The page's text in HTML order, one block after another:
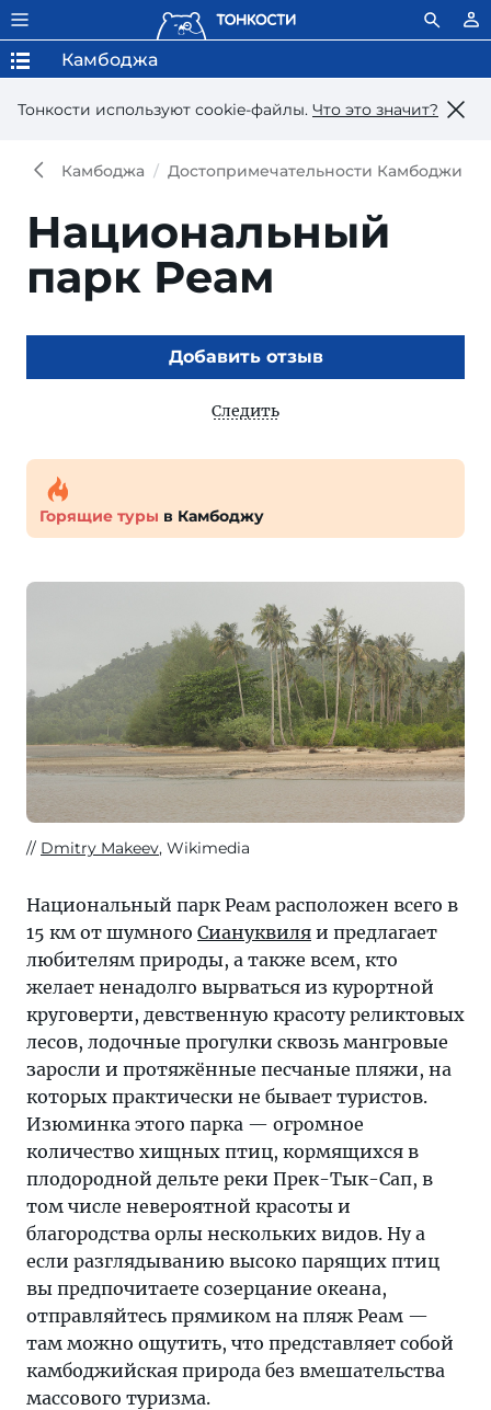
Тонкости используют сookie-файлы. Что это значит?
Камбоджа
Камбоджа Достопримечательности Камбоджи
Национальный
парк Реам
Добавить отзыв
Следить
Горящие туры в Камбоджу
Dmitry Makeev, Wikimedia
Национальный парк Реам расположен всего в
15 км от шумного Сиануквиля и предлагает
любителям природы, а также всем, кто
желает ненадолго вырваться из курортной
круговерти, девственную красоту реликтовых
лесов, лодочные прогулки сквозь мангровые
заросли и протяжённые песчаные пляжи, на
которых практически не бывает туристов.
Изюминка этого парка — огромное
количество хищных птиц, кормящихся в
плодородной дельте реки Прек-Тык-Сап, в
том числе невероятной красоты и
благородства орлы нескольких видов. Ну а
если разглядыванию высоко парящих птиц
вы предпочитаете созерцание океана,
отправляйтесь прямиком на пляж Реам —
там можно ощутить, что представляет собой
камбоджийская природа без вмешательства
массового туризма.